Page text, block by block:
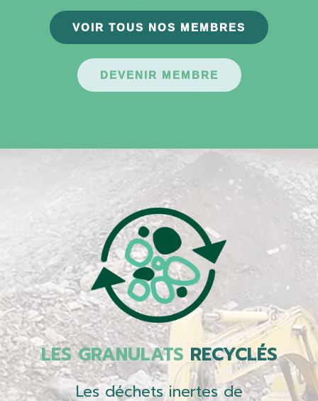
VOIR TOUS NOS MEMBRES
DEVENIR MEMBRE
LES GRANULATS RECYCLÉS
Les déchets inertes de